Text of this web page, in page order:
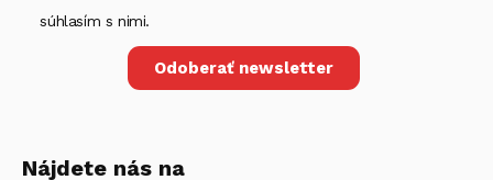
súhlasím s nimi.
Odoberať newsletter
Nájdete nás na